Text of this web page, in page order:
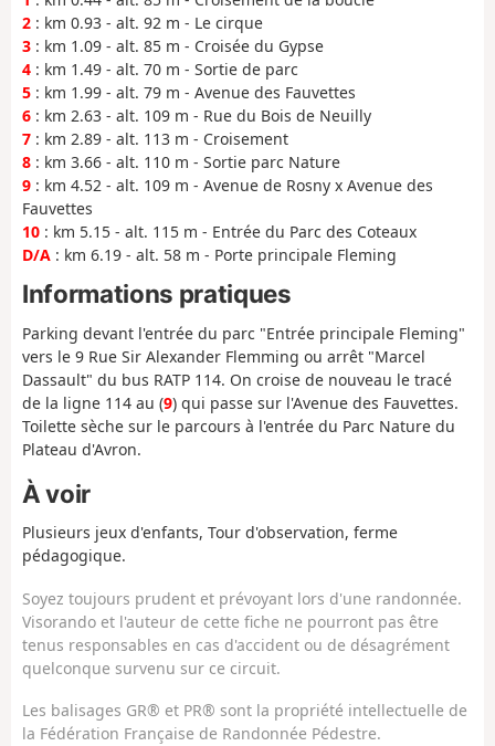
2 : km 0.93 - alt. 92 m - Le cirque
3 : km 1.09 - alt. 85 m - Croisée du Gypse
4 : km 1.49 - alt. 70 m - Sortie de parc
5 : km 1.99 - alt. 79 m - Avenue des Fauvettes
6 : km 2.63 - alt. 109 m - Rue du Bois de Neuilly
7 : km 2.89 - alt. 113 m - Croisement
8 : km 3.66 - alt. 110 m - Sortie parc Nature
9 : km 4.52 - alt. 109 m - Avenue de Rosny x Avenue des
Fauvettes
10 : km 5.15 - alt. 115 m - Entrée du Parc des Coteaux
D/A : km 6.19 - alt. 58 m - Porte principale Fleming
Informations pratiques
Parking devant l'entrée du parc "Entrée principale Fleming"
vers le 9 Rue Sir Alexander Flemming ou arrêt "Marcel
Dassault" du bus RATP 114. On croise de nouveau le tracé
de la ligne 114 au (9) qui passe sur l'Avenue des Fauvettes.
Toilette sèche sur le parcours à l'entrée du Parc Nature du
Plateau d'Avron.
À voir
Plusieurs jeux d'enfants, Tour d'observation, ferme
pédagogique.
Soyez toujours prudent et prévoyant lors d'une randonnée.
Visorando et l'auteur de cette fiche ne pourront pas être
tenus responsables en cas d'accident ou de désagrément
quelconque survenu sur ce circuit.
Les balisages GR® et PR® sont la propriété intellectuelle de
la Fédération Française de Randonnée Pédestre.